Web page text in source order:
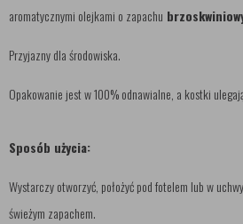
aromatycznymi olejkami o zapachu
Przyjazny dla środowiska.
Opakowanie jest w 100% odnawialne, a kostki
Sposób użycia:
Wystarczy otworzyć, położyć pod fotelem lub w
świeżym zapachem.